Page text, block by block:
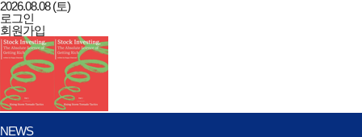
2026.08.08 (토)
로그인
회원가입
데일리리치앤드럭키
전체메뉴
NEWS